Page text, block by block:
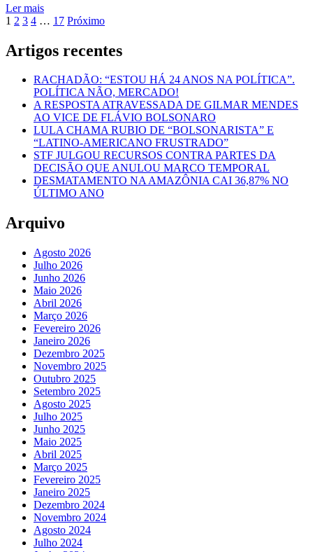
Ler maisLeia
mais
E
POR
EM
NATAL…
Paginação
dos
conteúdos
1 2 3 4 … 17 Próximo
Artigos recentes
RACHADÃO: “ESTOU HÁ 24 ANOS NA POLÍTICA”.
POLÍTICA NÃO, MERCADO!
A RESPOSTA ATRAVESSADA DE GILMAR MENDES
AO VICE DE FLÁVIO BOLSONARO
LULA CHAMA RUBIO DE “BOLSONARISTA” E
“LATINO-AMERICANO FRUSTRADO”
STF JULGOU RECURSOS CONTRA PARTES DA
DECISÃO QUE ANULOU MARCO TEMPORAL
DESMATAMENTO NA AMAZÔNIA CAI 36,87% NO
ÚLTIMO ANO
Arquivo
Agosto 2026
Julho 2026
Junho 2026
Maio 2026
Abril 2026
Março 2026
Fevereiro 2026
Janeiro 2026
Dezembro 2025
Novembro 2025
Outubro 2025
Setembro 2025
Agosto 2025
Julho 2025
Junho 2025
Maio 2025
Abril 2025
Março 2025
Fevereiro 2025
Janeiro 2025
Dezembro 2024
Novembro 2024
Agosto 2024
Julho 2024